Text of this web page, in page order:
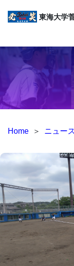
東海大学
Home ＞ ニュース